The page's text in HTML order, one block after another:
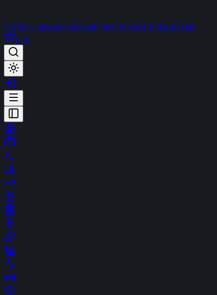
PortföyümFavorilerimCanlı YayınTerminalt-ChatDestek
PRO